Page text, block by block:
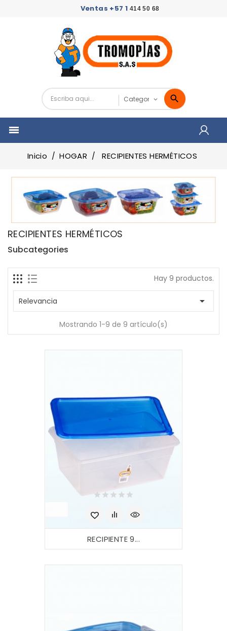
Ventas +57 1 414 50 68

Inicio HOGAR RECIPIENTES HERMÉTICOS
RECIPIENTES HERMÉTICOS
Subcategories
Hay 9 productos.
Relevancia 
Mostrando 1-9 de 9 artículo(s)
RECIPIENTE 9...